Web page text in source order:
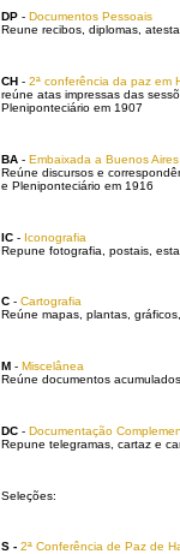
DP - Documentos Pessoais
Reune recibos, diplomas,
CH - 2ª conferência da paz em
reúne atas impressas das
Pleniponteciário em 1907
BA - Embaixada a Buenos Aires
Reúne discursos e
e Pleniponteciário em 1916
IC - Iconografia
Repune fotografia, postais,
C - Cartografia
Reúne mapas, plantas,
M - Miscelânea
Reúne documentos
DC - Documentação
Repune telegramas, cartaz e
Seleções:
S - 2ª Conferência de Paz de